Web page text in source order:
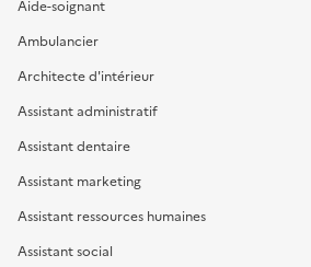
Aide-soignant
Ambulancier
Architecte d'intérieur
Assistant administratif
Assistant dentaire
Assistant marketing
Assistant ressources humaines
Assistant social